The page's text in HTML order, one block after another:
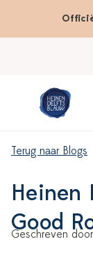
Terug naar Blogs
Heinen
Good
Geschreven